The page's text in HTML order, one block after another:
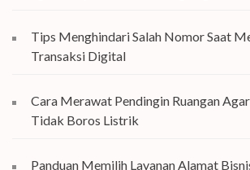
Tips Menghindari Salah Nomor Saat
Transaksi Digital
Cara Merawat Pendingin Ruangan
Tidak Boros Listrik
Panduan Memilih Layanan Alamat